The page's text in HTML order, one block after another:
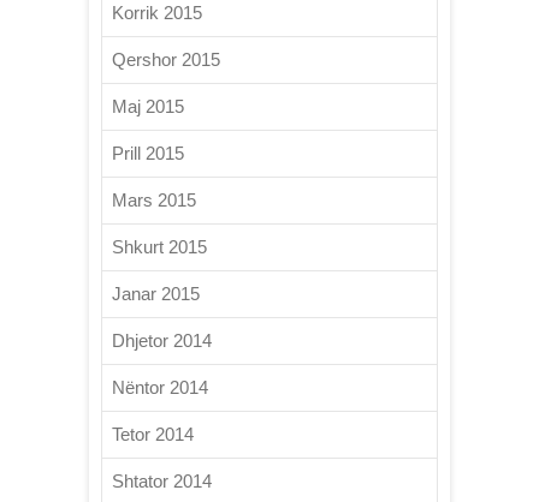
Korrik 2015
Qershor 2015
Maj 2015
Prill 2015
Mars 2015
Shkurt 2015
Janar 2015
Dhjetor 2014
Nëntor 2014
Tetor 2014
Shtator 2014